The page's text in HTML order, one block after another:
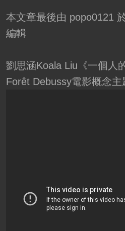
本文章最後由 popo0121
編輯
劉思涵Koala Liu《一個人
Forêt Debussy電影概念